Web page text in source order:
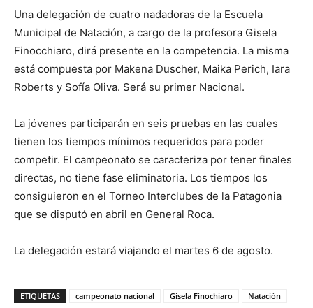
Una delegación de cuatro nadadoras de la Escuela
Municipal de Natación, a cargo de la profesora Gisela
Finocchiaro, dirá presente en la competencia. La misma
está compuesta por Makena Duscher, Maika Perich, Iara
Roberts y Sofía Oliva. Será su primer Nacional.
La jóvenes participarán en seis pruebas en las cuales
tienen los tiempos mínimos requeridos para poder
competir. El campeonato se caracteriza por tener finales
directas, no tiene fase eliminatoria. Los tiempos los
consiguieron en el Torneo Interclubes de la Patagonia
que se disputó en abril en General Roca.
La delegación estará viajando el martes 6 de agosto.
ETIQUETAS campeonato nacional Gisela Finochiaro Natación